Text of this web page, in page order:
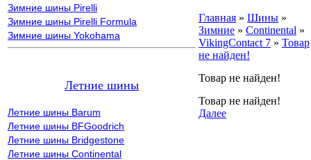
Зимние шины Pirelli
Зимние шины Pirelli Formula
Зимние шины Yokohama
Летние шины
Летние шины Barum
Летние шины BFGoodrich
Летние шины Bridgestone
Летние шины Continental
Главная » Шины »
Зимние » Continental »
VikingContact 7 » Товар
не найден!
Товар не найден!
Товар не найден!
Далее